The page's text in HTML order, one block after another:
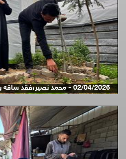
02/04/2026 - محمد نصير،فقد ساقه بقصف إسرائيلي استهدف ...